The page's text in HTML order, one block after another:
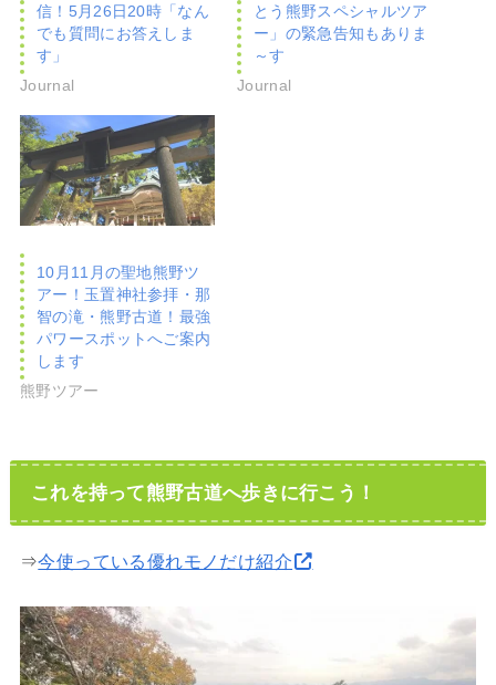
信！5月26日20時「なん
でも質問にお答えしま
す」
Journal
とう熊野スペシャルツア
ー」の緊急告知もありま
～す
Journal
10月11月の聖地熊野ツ
アー！玉置神社参拝・那
智の滝・熊野古道！最強
パワースポットへご案内
します
熊野ツアー
これを持って熊野古道へ歩きに行こう！
⇒今使っている優れモノだけ紹介